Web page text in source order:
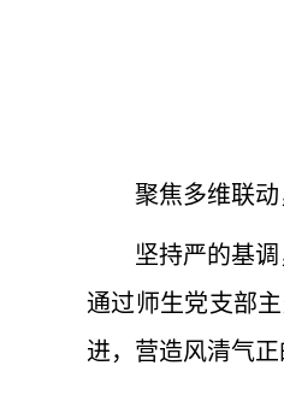
聚焦多维联
坚持严的基
通过师生党支部
进，营造风清气